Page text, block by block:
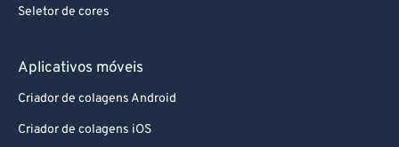
Seletor de cores
Aplicativos móveis
Criador de colagens Android
Criador de colagens iOS